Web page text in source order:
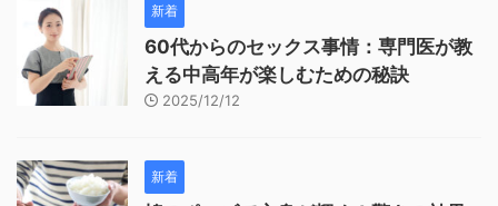
新着
60代からのセックス事情：専門医が教
える中高年が楽しむための秘訣
2025/12/12
新着